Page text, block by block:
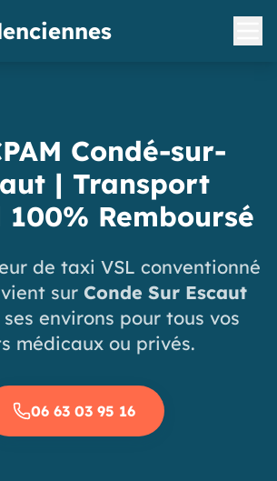
Condé-sur-
| Transport
100% Remboursé
de taxi VSL conventionné
sur Conde Sur Escaut
environs pour tous vos
médicaux ou privés.
06 63 03 95 16